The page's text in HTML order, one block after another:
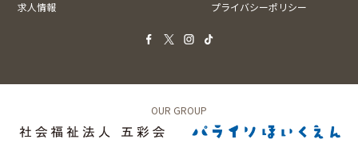
求人情報
プライバシーポリシー
OUR GROUP